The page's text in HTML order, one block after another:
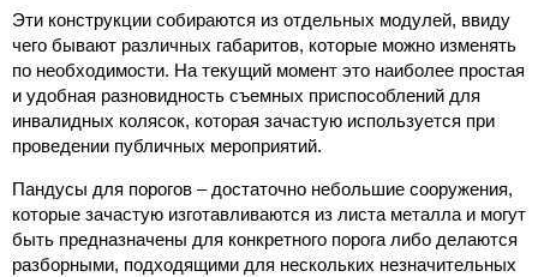
Эти конструкции собираются из отдельных модулей, ввиду
чего бывают различных габаритов, которые можно изменять
по необходимости. На текущий момент это наиболее простая
и удобная разновидность съемных приспособлений для
инвалидных колясок, которая зачастую используется при
проведении публичных мероприятий.
Пандусы для порогов – достаточно небольшие сооружения,
которые зачастую изготавливаются из листа металла и могут
быть предназначены для конкретного порога либо делаются
разборными, подходящими для нескольких незначительных